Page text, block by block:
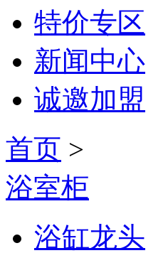
特价专区
新闻中心
诚邀加盟
首页 >
浴室柜
浴缸龙头